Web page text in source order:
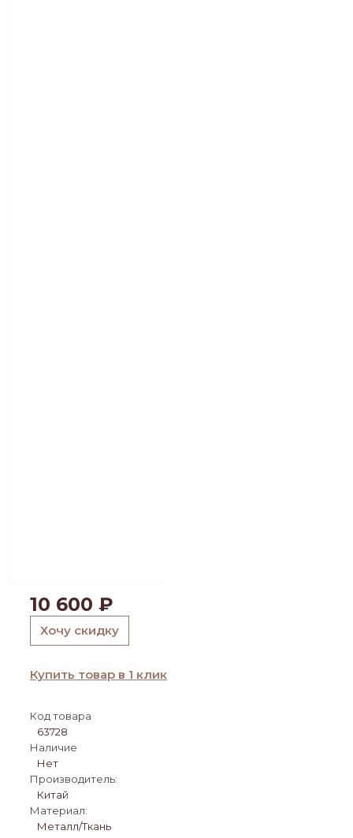
10 600 ₽
Хочу скидку
Купить товар в 1 клик
Код товара
63728
Наличие
Нет
Производитель:
Китай
Материал:
Металл/Ткань